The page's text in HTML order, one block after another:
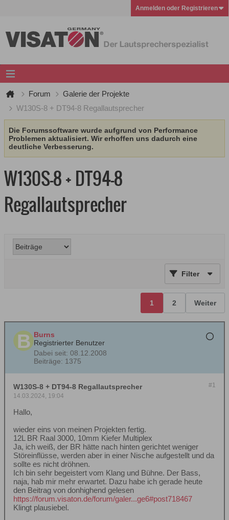
Anmelden oder Registrieren
Forum
Galerie der Projekte
W130S-8 + DT94-8 Regallautsprecher
Die Forumssoftware wurde aufgrund von Performance
Problemen aktualisiert. Wir erhoffen uns dadurch eine
deutliche Verbesserung.
W130S-8 + DT94-8
Regallautsprecher
Filter
1 2 Weiter
Burns
Registrierter Benutzer
Dabei seit: 08.12.2008
Beiträge: 1375
#1
W130S-8 + DT94-8 Regallautsprecher
14.03.2024, 19:04
Hallo,
wieder eins von meinen Projekten fertig.
12L BR Raal 3000, 10mm Kiefer Multiplex
Ja, ich weiß, der BR hätte nach hinten gerichtet weniger
Störeinflüsse, werden aber in einer Nische aufgestellt und da
sollte es nicht dröhnen.
Ich bin sehr begeistert vom Klang und Bühne. Der Bass,
naja, hab mir mehr erwartet. Dazu habe ich gerade heute
den Beitrag von donhighend gelesen
https://forum.visaton.de/forum/galer...ge6#post718467
Klingt plausiebel.